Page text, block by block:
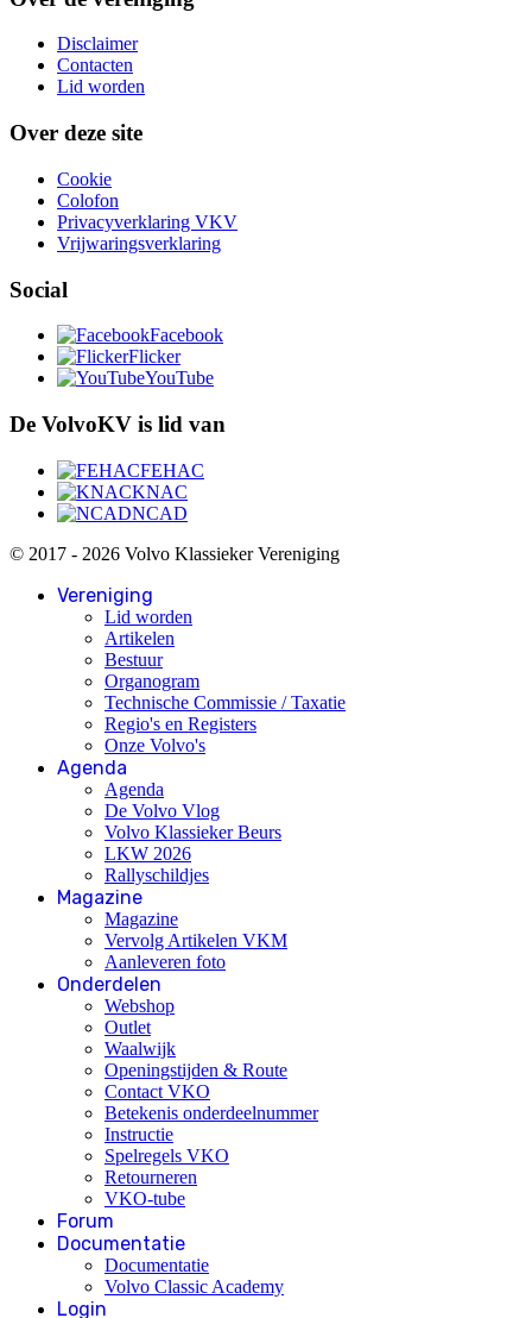
Disclaimer
Contacten
Lid worden
Over deze site
Cookie
Colofon
Privacyverklaring VKV
Vrijwaringsverklaring
Social
Facebook
Flicker
YouTube
De VolvoKV is lid van
FEHAC
KNAC
NCAD
© 2017 - 2026 Volvo Klassieker Vereniging
Vereniging
Lid worden
Artikelen
Bestuur
Organogram
Technische Commissie / Taxatie
Regio's en Registers
Onze Volvo's
Agenda
Agenda
De Volvo Vlog
Volvo Klassieker Beurs
LKW 2026
Rallyschildjes
Magazine
Magazine
Vervolg Artikelen VKM
Aanleveren foto
Onderdelen
Webshop
Outlet
Waalwijk
Openingstijden & Route
Contact VKO
Betekenis onderdeelnummer
Instructie
Spelregels VKO
Retourneren
VKO-tube
Forum
Documentatie
Documentatie
Volvo Classic Academy
Login